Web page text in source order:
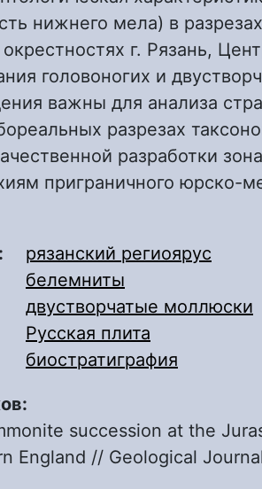
нижнего мела) в
г. Рязань,
головоногих и
важны для анализа
разрезах
разработки
приграничного юрско-
рязанский региоярус
белемниты
двустворчатые моллюски
Русская плита
биостратиграфия
succession at the
England // Geological